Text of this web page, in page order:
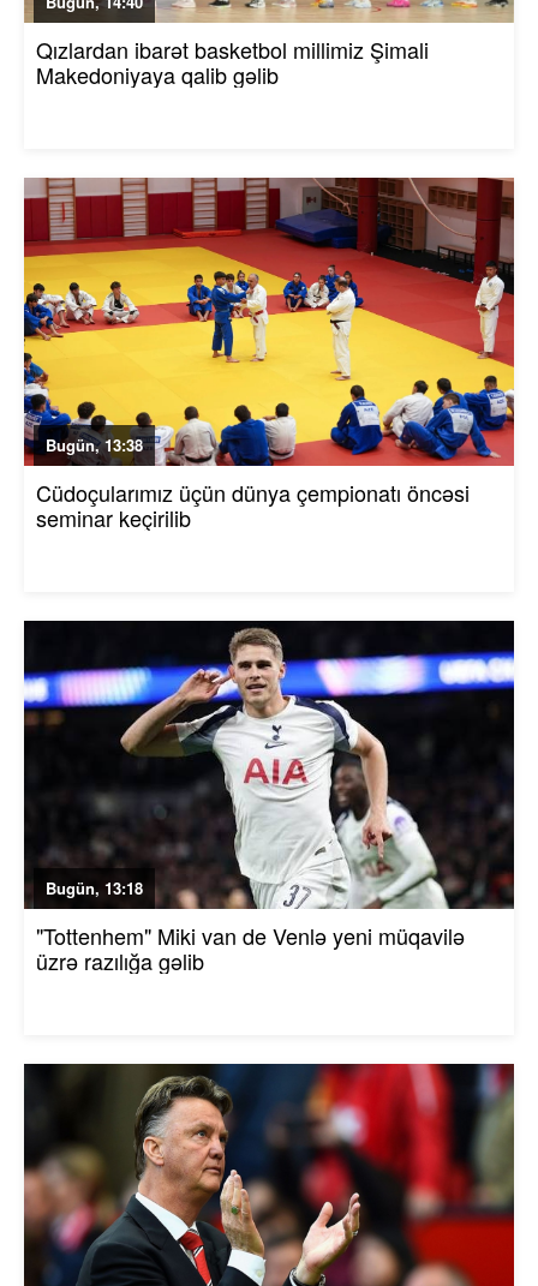
Qızlardan ibarət basketbol millimiz Şimali
Makedoniyaya qalib gəlib
Bugün, 13:38
Cüdoçularımız üçün dünya çempionatı öncəsi
seminar keçirilib
Bugün, 13:18
"Tottenhem" Miki van de Venlə yeni müqavilə
üzrə razılığa gəlib